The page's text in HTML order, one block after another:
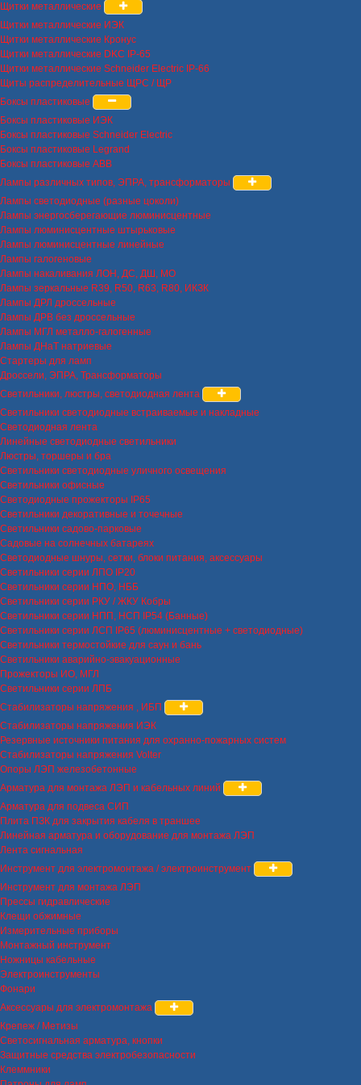
Щитки металлические
Щитки металлические ИЭК
Щитки металлические Кронус
Щитки металлические DKC IP-65
Щитки металлические Schneider Electric IP-66
Щиты распределительные ЩРС / ЩР
Боксы пластиковые
Боксы пластиковые ИЭК
Боксы пластиковые Schneider Electric
Боксы пластиковые Legrand
Боксы пластиковые ABB
Лампы различных типов, ЭПРА, трансформаторы
Лампы светодиодные (разные цоколи)
Лампы энергосберегающие люминисцентные
Лампы люминисцентные штырьковые
Лампы люминисцентные линейные
Лампы галогеновые
Лампы накаливания ЛОН, ДС, ДШ, МО
Лампы зеркальные R39, R50, R63, R80, ИКЗК
Лампы ДРЛ дроссельные
Лампы ДРВ без дроссельные
Лампы МГЛ металло-галогенные
Лампы ДНаТ натриевые
Стартеры для ламп
Дроссели, ЭПРА, Трансформаторы
Светильники, люстры, светодиодная лента
Светильники светодиодные встраиваемые и накладные
Светодиодная лента
Линейные светодиодные светильники
Люстры, торшеры и бра
Светильники светодиодные уличного освещения
Светильники офисные
Светодиодные прожекторы IP65
Светильники декоративные и точечные
Светильники садово-парковые
Садовые на солнечных батареях
Светодиодные шнуры, сетки, блоки питания, аксессуары
Светильники серии ЛПО IP20
Светильники серии НПО, НББ
Светильники серии РКУ / ЖКУ Кобры
Светильники серии НПП, НСП IP54 (Банные)
Светильники серии ЛСП IP65 (люминисцентные + светодиодные)
Светильники термостойкие для саун и бань
Светильники аварийно-эвакуационные
Прожекторы ИО, МГЛ
Светильники серии ЛПБ
Стабилизаторы напряжения , ИБП
Стабилизаторы напряжения ИЭК
Резервные источники питания для охранно-пожарных систем
Стабилизаторы напряжения Volter
Опоры ЛЭП железобетонные
Арматура для монтажа ЛЭП и кабельных линий
Арматура для подвеса СИП
Плита ПЗК для закрытия кабеля в траншее
Линейная арматура и оборудование для монтажа ЛЭП
Лента сигнальная
Инструмент для электромонтажа / электроинструмент
Инструмент для монтажа ЛЭП
Прессы гидравлические
Клещи обжимные
Измерительные приборы
Монтажный инструмент
Ножницы кабельные
Электроинструменты
Фонари
Аксессуары для электромонтажа
Крепеж / Метизы
Светосигнальная арматура, кнопки
Защитные средства электробезопасности
Клеммники